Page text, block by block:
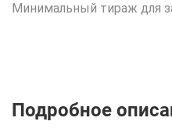
Минимальный тираж для
Описание Отзывы